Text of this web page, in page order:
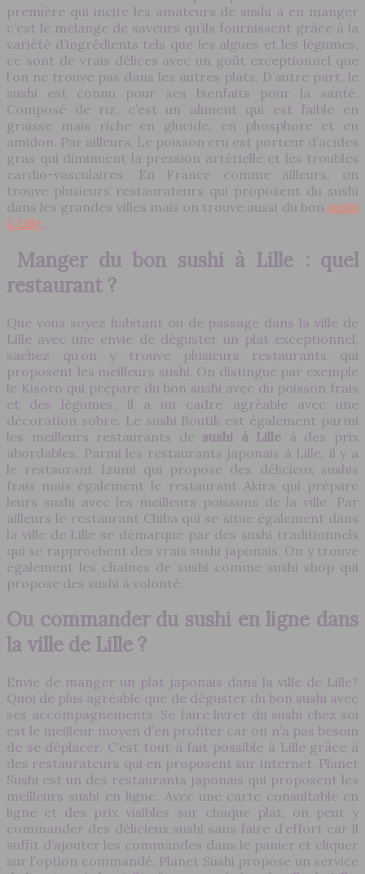
première qui incite les amateurs de sushi à en manger
c’est le mélange de saveurs qu’ils fournissent grâce à la
variété d’ingrédients tels que les algues et les légumes,
ce sont de vrais délices avec un goût exceptionnel que
l’on ne trouve pas dans les autres plats. D’autre part, le
sushi est connu pour ses bienfaits pour la santé.
Composé de riz, c’est un aliment qui est faible en
graisse mais riche en glucide, en phosphore et en
amidon. Par ailleurs, Le poisson cru est porteur d’acides
gras qui diminuent la pression artérielle et les troubles
cardio-vasculaires. En France comme ailleurs, on
trouve plusieurs restaurateurs qui proposent du sushi
dans les grandes villes mais on trouve aussi du bon sushi
à Lille.
Manger du bon sushi à Lille : quel
restaurant ?
Que vous soyez habitant ou de passage dans la ville de
Lille avec une envie de déguster un plat exceptionnel,
sachez qu’on y trouve plusieurs restaurants qui
proposent les meilleurs sushi. On distingue par exemple
le Kisoro qui prépare du bon sushi avec du poisson frais
et des légumes, il a un cadre agréable avec une
décoration sobre. Le sushi Boutik est également parmi
les meilleurs restaurants de sushi à Lille à des prix
abordables. Parmi les restaurants japonais à Lille, il y a
le restaurant Izumi qui propose des délicieux sushis
frais mais également le restaurant Akira qui prépare
leurs sushi avec les meilleurs poissons de la ville. Par
ailleurs le restaurant Chiba qui se situe également dans
la ville de Lille se démarque par des sushi traditionnels
qui se rapprochent des vrais sushi japonais. On y trouve
également les chaînes de sushi comme sushi shop qui
propose des sushi à volonté.
Ou commander du sushi en ligne dans
la ville de Lille ?
Envie de manger un plat japonais dans la ville de Lille?
Quoi de plus agréable que de déguster du bon sushi avec
ses accompagnements. Se faire livrer du sushi chez soi
est le meilleur moyen d’en profiter car on n’a pas besoin
de se déplacer. C’est tout à fait possible à Lille grâce à
des restaurateurs qui en proposent sur internet. Planet
Sushi est un des restaurants japonais qui proposent les
meilleurs sushi en ligne. Avec une carte consultable en
ligne et des prix visibles sur chaque plat, on peut y
commander des délicieux sushi sans faire d’effort car il
suffit d’ajouter les commandes dans le panier et cliquer
sur l’option commandé. Planet Sushi propose un service